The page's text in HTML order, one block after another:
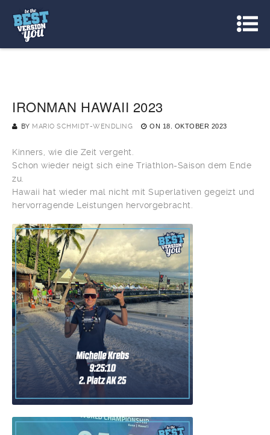
IRONMAN HAWAII 2023
BY MARIO SCHMIDT-WENDLING ON 18. OKTOBER 2023
Kinners, wie die Zeit vergeht.
Schon wieder neigt sich eine Triathlon-Saison dem Ende
zu.
Hawaii hat wieder mal nicht mit Superlativen gegeizt und
hervorragende Leistungen hervorgebracht.